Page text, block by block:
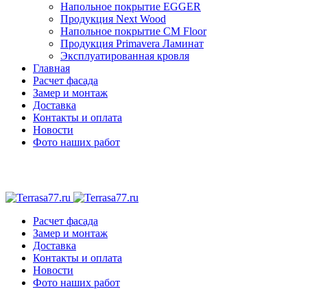
Напольное покрытие EGGER
Продукция Next Wood
Напольное покрытие CM Floor
Продукция Primavera Ламинат
Эксплуатированная кровля
Главная
Расчет фасада
Замер и монтаж
Доставка
Контакты и оплата
Новости
Фото наших работ
Расчет фасада
Замер и монтаж
Доставка
Контакты и оплата
Новости
Фото наших работ